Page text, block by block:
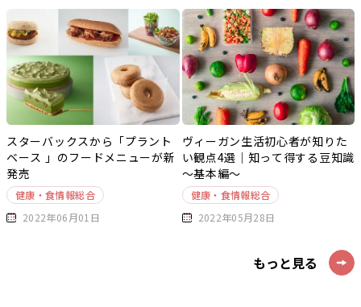
スターバックスから「プラント
ベース 」のフードメニューが新
発売
健康・食情報総合
2022年06月01日
ヴィーガン生活初心者が知りた
い観点4選｜知って得する豆知識
～基本編～
健康・食情報総合
2022年05月28日
もっと見る